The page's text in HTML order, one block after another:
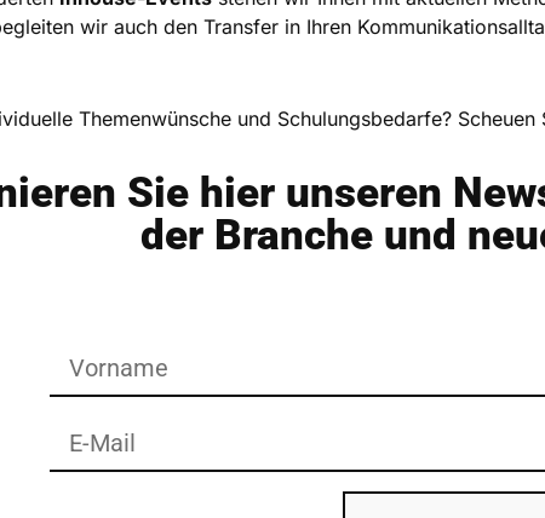
wir auch den Transfer in Ihren
Themenwünsche und Schulungsbedarfe?
Sie hier unseren
der Branche und